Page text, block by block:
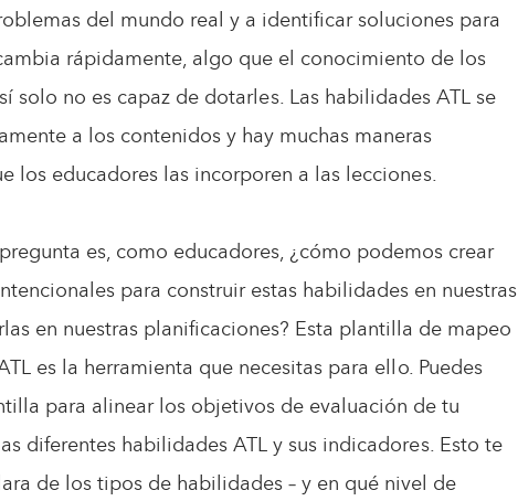
del mundo real y a identificar soluciones para
rápidamente, algo que el conocimiento de los
solo no es capaz de dotarles. Las habilidades ATL se
a los contenidos y hay muchas maneras
los educadores las incorporen a las lecciones.
es, como educadores, ¿cómo podemos crear
para construir estas habilidades en nuestras
en nuestras planificaciones? Esta plantilla de mapeo
es la herramienta que necesitas para ello. Puedes
para alinear los objetivos de evaluación de tu
diferentes habilidades ATL y sus indicadores. Esto te
de los tipos de habilidades – y en qué nivel de